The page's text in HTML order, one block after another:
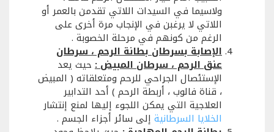
ولاسيما في السيدات اللاتي تقدمن بالعمر أو
اللاتي لا يرغبن في الإنجاب مرة أخرى على
الرغم من كونهم في مرحلة الخصوبة .
الإصابة بسرطان بطانة الرحم ، سرطان
عنق الرحم ، سرطان المبيض : حيث يعد
الإستئصال الجراحي للرحم ومتعلقاته ( المبيض
، قناة فالوب ، أربطة الرحم ) أحد التدابير
العلاجية التي يمكن اللجوء إليها لمنع إنتشار
الخلايا السرطانية إلى سائر أجزاء الجسم .